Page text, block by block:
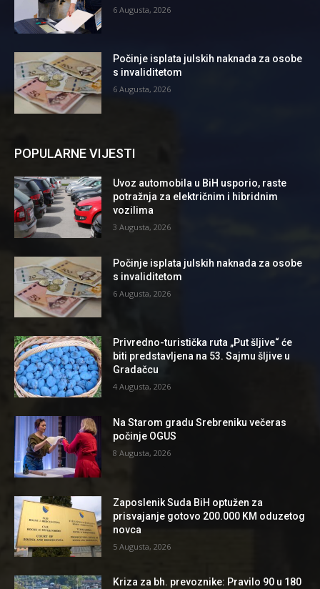
6 Augusta, 2026
Počinje isplata julskih naknada za osobe
s invaliditetom
6 Augusta, 2026
POPULARNE VIJESTI
Uvoz automobila u BiH usporio, raste
potražnja za električnim i hibridnim
vozilima
3 Augusta, 2026
Počinje isplata julskih naknada za osobe
s invaliditetom
6 Augusta, 2026
Privredno-turistička ruta „Put šljive“ će
biti predstavljena na 53. Sajmu šljive u
Gradačcu
4 Augusta, 2026
Na Starom gradu Srebreniku večeras
počinje OGUS
8 Augusta, 2026
Zaposlenik Suda BiH optužen za
prisvajanje gotovo 200.000 KM oduzetog
novca
5 Augusta, 2026
Kriza za bh. prevoznike: Pravilo 90 u 180